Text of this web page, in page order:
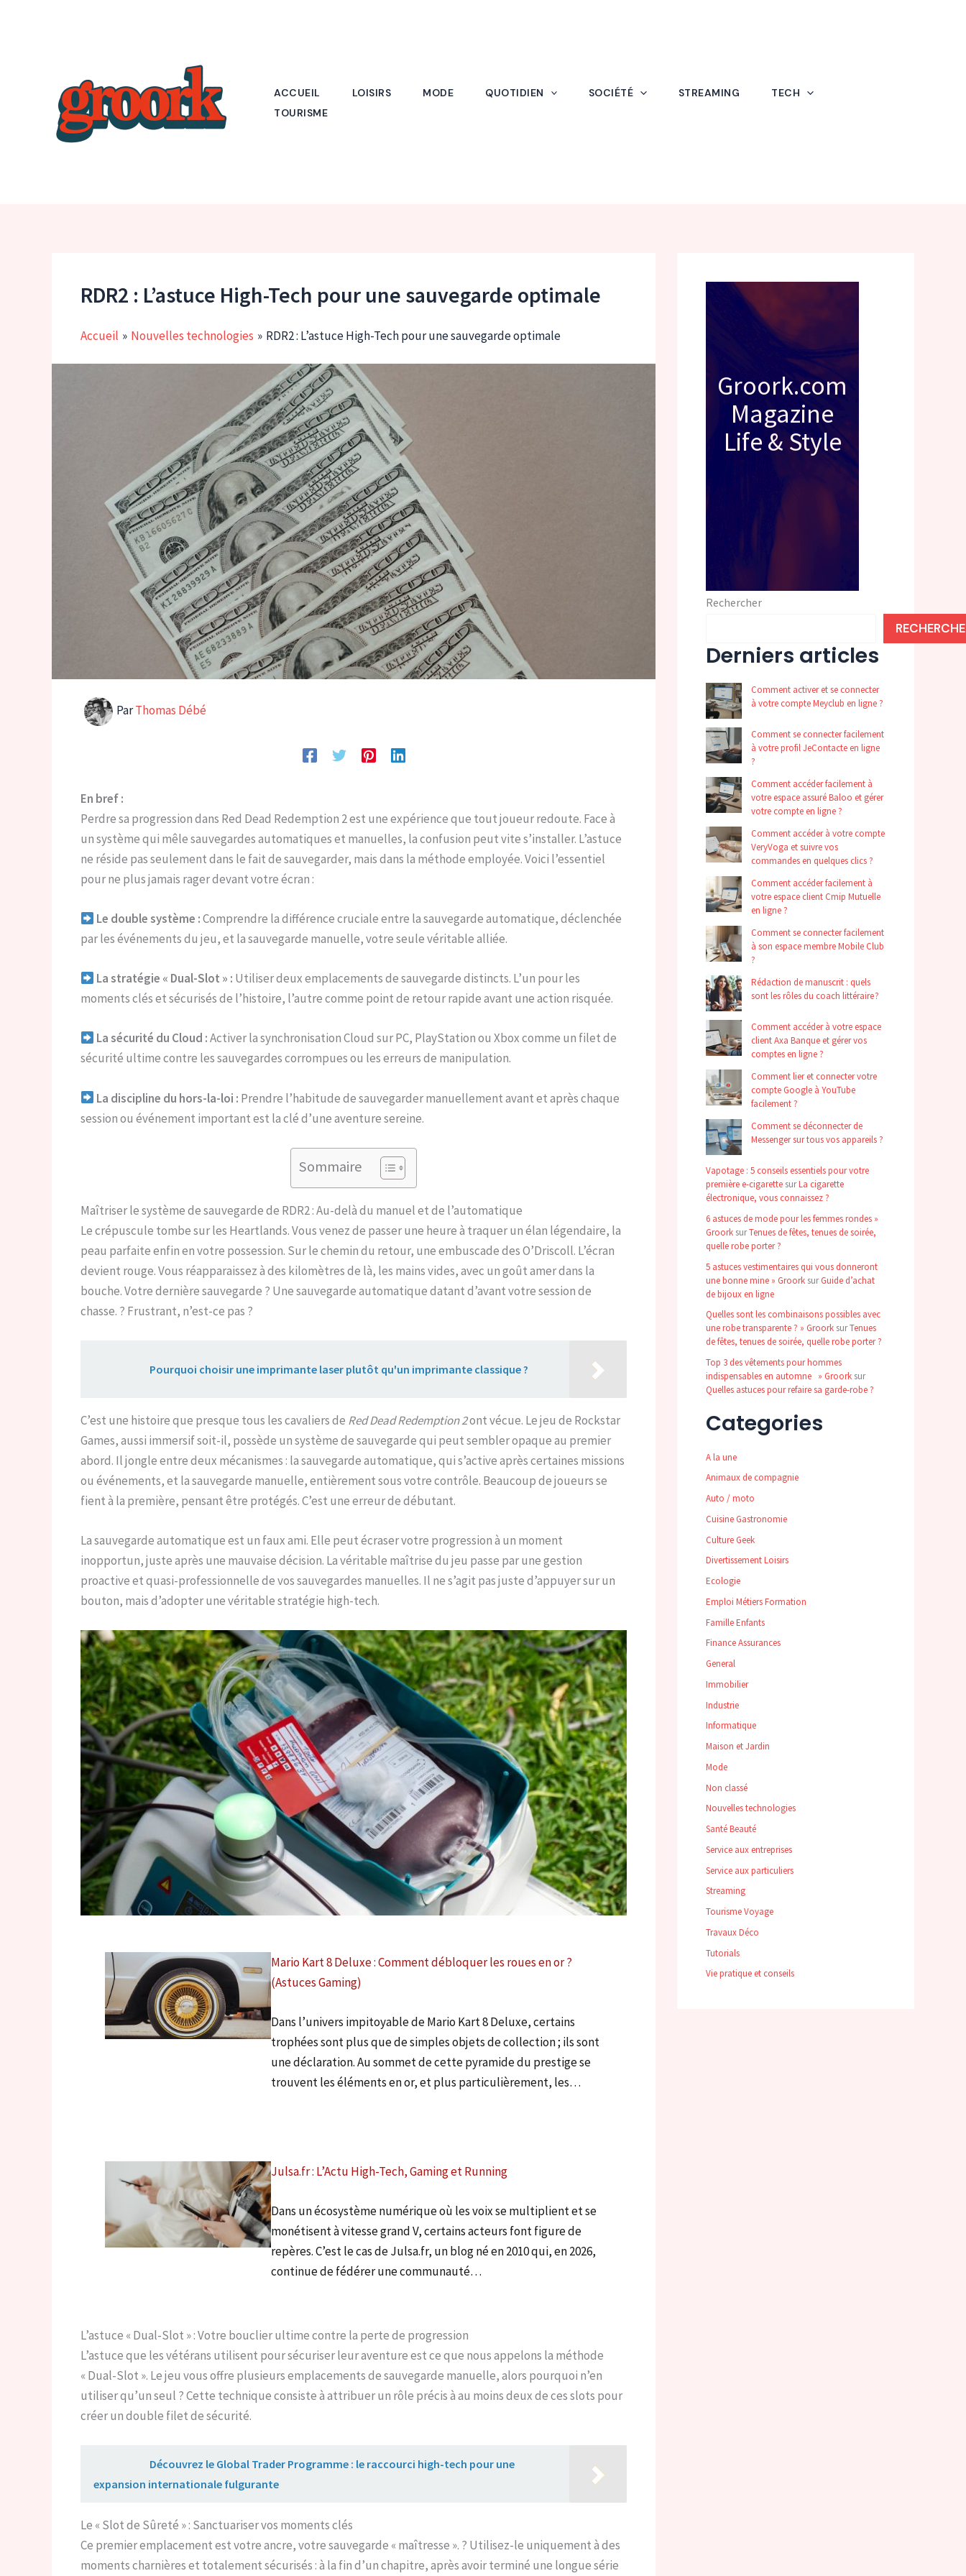
ACCUEIL LOISIRS MODE QUOTIDIEN SOCIÉTÉ STREAMING
TECH
TOURISME
RDR2 : L’astuce High-Tech pour une sauvegarde optimale
Accueil Nouvelles technologies RDR2 : L’astuce High-Tech pour une sauvegarde optimale
ParThomas Débé
En bref :
Perdre sa progression dans Red Dead Redemption 2 est une expérience que tout joueur redoute. Face à
un système qui mêle sauvegardes automatiques et manuelles, la confusion peut vite s’installer. L’astuce
ne réside pas seulement dans le fait de sauvegarder, mais dans la méthode employée. Voici l’essentiel
pour ne plus jamais rager devant votre écran :
Le double système :Comprendre la différence cruciale entre la sauvegarde automatique, déclenchée
par les événements du jeu, et la sauvegarde manuelle, votre seule véritable alliée.
La stratégie « Dual-Slot » : Utiliser deux emplacements de sauvegarde distincts. L’un pour les
moments clés et sécurisés de l’histoire, l’autre comme point de retour rapide avant une action risquée.
La sécurité du Cloud :Activer la synchronisation Cloud sur PC, PlayStation ou Xbox comme un filet de
sécurité ultime contre les sauvegardes corrompues ou les erreurs de manipulation.
La discipline du hors-la-loi : Prendre l’habitude de sauvegarder manuellement avant et après chaque
session ou événement important est la clé d’une aventure sereine.
Sommaire
Maîtriser le système de sauvegarde de RDR2 : Au-delà du manuel et de l’automatique
Le crépuscule tombe sur les Heartlands. Vous venez de passer une heure à traquer un élan légendaire, la
peau parfaite enfin en votre possession. Sur le chemin du retour, une embuscade des O’Driscoll. L’écran
devient rouge. Vous réapparaissez à des kilomètres de là, les mains vides, avec un goût amer dans la
bouche. Votre dernière sauvegarde ? Une sauvegarde automatique datant d’avant votre session de
chasse. ? Frustrant, n’est-ce pas ?
Pourquoi choisir une imprimante laser plutôt qu'un imprimante classique ?
C’est une histoire que presque tous les cavaliers de Red Dead Redemption 2ont vécue. Le jeu de Rockstar
Games, aussi immersif soit-il, possède un système de sauvegarde qui peut sembler opaque au premier
abord. Il jongle entre deux mécanismes : la sauvegarde automatique, qui s’active après certaines missions
ou événements, et la sauvegarde manuelle, entièrement sous votre contrôle. Beaucoup de joueurs se
fient à la première, pensant être protégés. C’est une erreur de débutant.
La sauvegarde automatique est un faux ami. Elle peut écraser votre progression à un moment
inopportun, juste après une mauvaise décision. La véritable maîtrise du jeu passe par une gestion
proactive et quasi-professionnelle de vos sauvegardes manuelles. Il ne s’agit pas juste d’appuyer sur un
bouton, mais d’adopter une véritable stratégie high-tech.
Mario Kart 8 Deluxe : Comment débloquer les roues en or ?
(Astuces Gaming)
Dans l’univers impitoyable de Mario Kart 8 Deluxe, certains
trophées sont plus que de simples objets de collection ; ils sont
une déclaration. Au sommet de cette pyramide du prestige se
trouvent les éléments en or, et plus particulièrement, les…
Julsa.fr : L’Actu High-Tech, Gaming et Running
Dans un écosystème numérique où les voix se multiplient et se
monétisent à vitesse grand V, certains acteurs font figure de
repères. C’est le cas de Julsa.fr, un blog né en 2010 qui, en 2026,
continue de fédérer une communauté…
L’astuce « Dual-Slot » : Votre bouclier ultime contre la perte de progression
L’astuce que les vétérans utilisent pour sécuriser leur aventure est ce que nous appelons la méthode
« Dual-Slot ». Le jeu vous offre plusieurs emplacements de sauvegarde manuelle, alors pourquoi n’en
utiliser qu’un seul ? Cette technique consiste à attribuer un rôle précis à au moins deux de ces slots pour
créer un double filet de sécurité.
Découvrez le Global Trader Programme : le raccourci high-tech pour une
expansion internationale fulgurante
Le « Slot de Sûreté » : Sanctuariser vos moments clés
Ce premier emplacement est votre ancre, votre sauvegarde « maîtresse ». ?️ Utilisez-le uniquement à des
moments charnières et totalement sécurisés : à la fin d’un chapitre, après avoir terminé une longue série
Groork.com
Magazine
Life & Style
Rechercher
Derniers articles
Comment activer et se connecter
à votre compte Meyclub en ligne ?
Comment se connecter facilement
à votre profil JeContacte en ligne
?
Comment accéder facilement à
votre espace assuré Baloo et gérer
votre compte en ligne ?
Comment accéder à votre compte
VeryVoga et suivre vos
commandes en quelques clics ?
Comment accéder facilement à
votre espace client Cmip Mutuelle
en ligne ?
Comment se connecter facilement
à son espace membre Mobile Club
?
Rédaction de manuscrit : quels
sont les rôles du coach littéraire ?
Comment accéder à votre espace
client Axa Banque et gérer vos
comptes en ligne ?
Comment lier et connecter votre
compte Google à YouTube
facilement ?
Comment se déconnecter de
Messenger sur tous vos appareils ?
Vapotage : 5 conseils essentiels pour votre
première e-cigarette surLa cigarette
électronique, vous connaissez ?
6 astuces de mode pour les femmes rondes »
Groork surTenues de fêtes, tenues de soirée,
quelle robe porter ?
5 astuces vestimentaires qui vous donneront
une bonne mine » Groork surGuide d’achat
de bijoux en ligne
Quelles sont les combinaisons possibles avec
une robe transparente ? » Groork surTenues
de fêtes, tenues de soirée, quelle robe porter ?
Top 3 des vêtements pour hommes
indispensables en automne » Groork sur
Quelles astuces pour refaire sa garde-robe ?
Categories
A la une
Animaux de compagnie
Auto / moto
Cuisine Gastronomie
Culture Geek
Divertissement Loisirs
Ecologie
Emploi Métiers Formation
Famille Enfants
Finance Assurances
General
Immobilier
Industrie
Informatique
Maison et Jardin
Mode
Non classé
Nouvelles technologies
Santé Beauté
Service aux entreprises
Service aux particuliers
Streaming
Tourisme Voyage
Travaux Déco
Tutorials
Vie pratique et conseils